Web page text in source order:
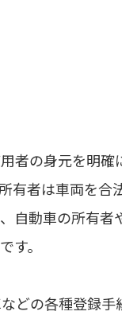
者の身元を明
有者は車両を
自動車の所有
す。
どの各種登録